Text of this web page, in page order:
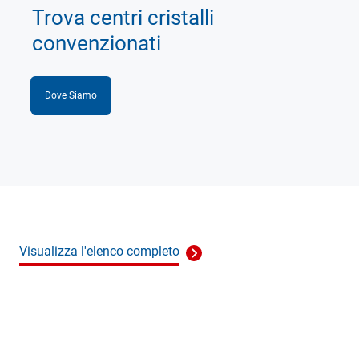
Trova centri cristalli
convenzionati
Dove Siamo
Visualizza l'elenco completo